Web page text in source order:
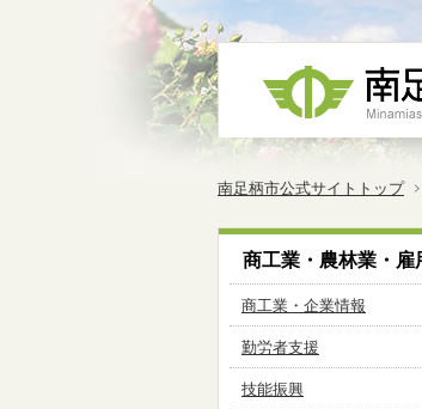
南足柄市公式サイトトップ
商工業・農林業・雇
商工業・企業情報
勤労者支援
技能振興